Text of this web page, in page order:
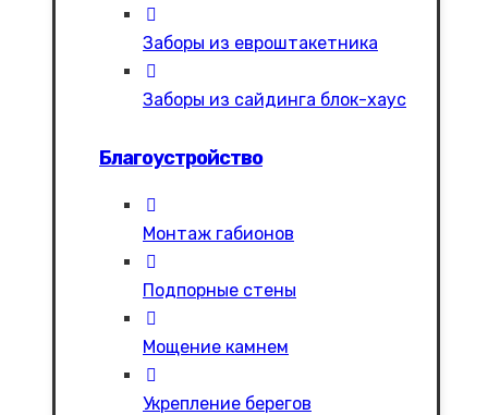
Заборы из евроштакетника
Заборы из сайдинга блок-хаус
Благоустройство
Монтаж габионов
Подпорные стены
Мощение камнем
Укрепление берегов